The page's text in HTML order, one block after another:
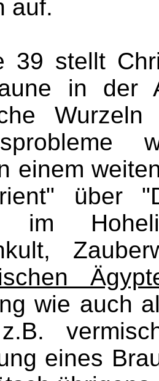
auf.
39 stellt
in der
einem
über
im
wie auch
eines